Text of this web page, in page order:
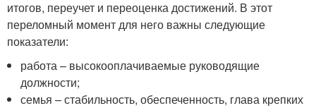
итогов, переучет и переоценка достижений. В этот
переломный момент для него важны следующие
показатели:
работа – высокооплачиваемые руководящие
должности;
семья – стабильность, обеспеченность, глава крепких